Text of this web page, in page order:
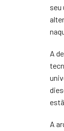
seu
A
A